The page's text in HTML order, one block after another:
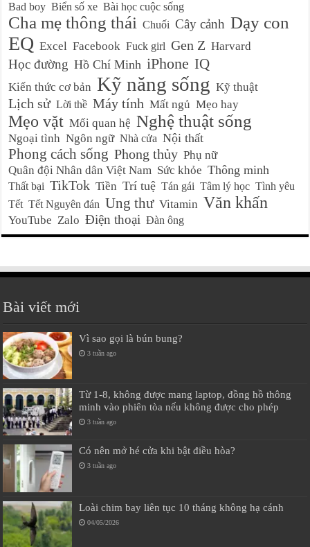
Bad boy Biển số xe Bài học cuộc sống
Cha mẹ thông thái Chuối Cây cảnh Dạy con
EQ Excel Facebook Fuck girl Gen Z Harvard
Học đường Hồ Chí Minh iPhone IQ
Kiến thức cơ bản Kỹ năng sống Kỹ thuật
Lịch sử Lời thề Máy tính Mất ngủ Mẹo hay
Mẹo vặt Mối quan hệ Nghệ thuật sống
Ngoại tình Ngôn ngữ Nhà cửa Nội thất
Phong cách sống Phong thủy Phụ nữ
Quân đội Nhân dân Việt Nam Sức khỏe Thông minh
Thất bại TikTok Tiền Trí tuệ Tán gái Tâm lý học Tình yêu
Tết Tết Nguyên đán Ung thư Vitamin Văn khấn
YouTube Zalo Điện thoại Đàn ông
Bài viết mới
Vì sao gọi là bún bung?
3 tuần ago
Từ 1-8, không được mang laptop, đồng hồ thông
minh vào phiên tòa nếu không được cho phép
3 tuần ago
Có nên mở hé cửa khi bật điều hòa?
3 tuần ago
Loài chim bay liên tục 10 tháng không hạ cánh
04/05/2026